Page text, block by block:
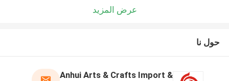
عرض المزيد
حول نا
Anhui Arts & Crafts Import &